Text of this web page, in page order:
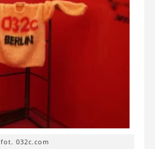
fot. 032c.com